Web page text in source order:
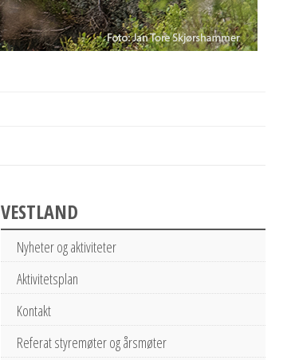
VESTLAND
Nyheter og aktiviteter
Aktivitetsplan
Kontakt
Referat styremøter og årsmøter